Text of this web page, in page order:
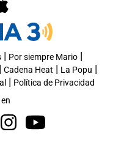
| Por siempre Mario|
Cadena Heat | La Popu |
| Política de Privacidad